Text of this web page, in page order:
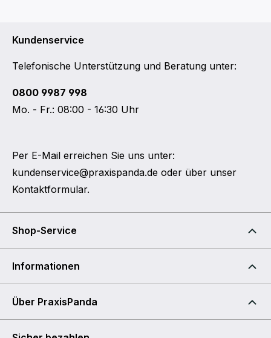
Kundenservice
Telefonische Unterstützung und Beratung unter:
0800 9987 998
Mo. - Fr.: 08:00 - 16:30 Uhr
Per E-Mail erreichen Sie uns unter:
kundenservice@praxispanda.de oder über unser
Kontaktformular.
Shop-Service
Informationen
Über PraxisPanda